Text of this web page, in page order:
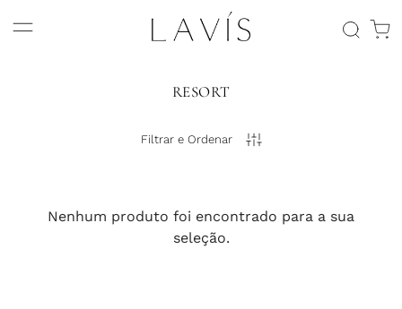
RESORT
Filtrar e Ordenar
Nenhum produto foi encontrado para a sua
seleção.